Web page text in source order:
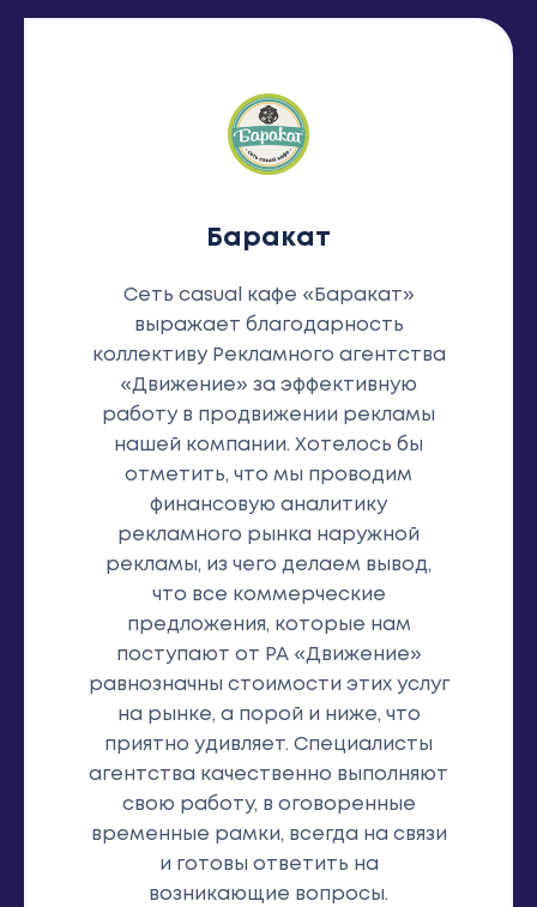
Баракат
Сеть casual кафе «Баракат»
выражает благодарность
коллективу Рекламного агентства
«Движение» за эффективную
работу в продвижении рекламы
нашей компании. Хотелось бы
отметить, что мы проводим
финансовую аналитику
рекламного рынка наружной
рекламы, из чего делаем вывод,
что все коммерческие
предложения, которые нам
поступают от РА «Движение»
равнозначны стоимости этих услуг
на рынке, а порой и ниже, что
приятно удивляет. Специалисты
агентства качественно выполняют
свою работу, в оговоренные
временные рамки, всегда на связи
и готовы ответить на
возникающие вопросы.